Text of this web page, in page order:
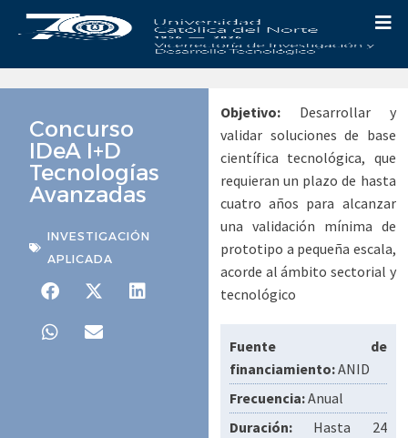
Concurso
IDeA I+D
Tecnologías
Avanzadas
INVESTIGACIÓN
APLICADA
Objetivo: Desarrollar y
validar soluciones de base
científica tecnológica, que
requieran un plazo de hasta
cuatro años para alcanzar
una validación mínima de
prototipo a pequeña escala,
acorde al ámbito sectorial y
tecnológico
Fuente de
financiamiento:ANID
Frecuencia:Anual
Duración: Hasta 24